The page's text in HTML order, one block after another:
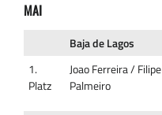
MAI
Baja de Lagos
1.
Platz
Joao Ferreira / Filipe
Palmeiro